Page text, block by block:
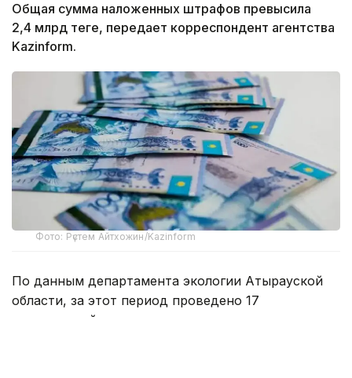
Общая сумма наложенных штрафов превысила
2,4 млрд теңге, передает корреспондент агентства
Kazinform.
Фото: Рүстем Айтхожин/Kazinform
По данным департамента экологии Атырауской
области, за этот период проведено 17
мероприятий государственного контроля